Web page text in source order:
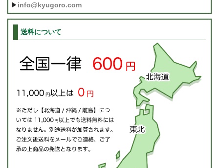
▶ info@kyugoro.com
送料について